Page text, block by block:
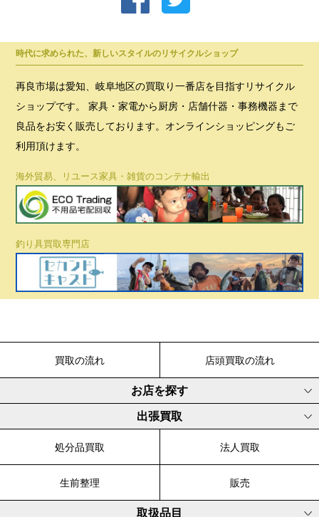
時代に求められた、新しいスタイルのリサイクルショップ
再良市場は愛知、岐阜地区の買取り一番店を目指すリサイクル
ショップです。 家具・家電から厨房・店舗什器・事務機器まで
良品をお安く販売しております。オンラインショッピングもご
利用頂けます。
海外貿易、リユース家具・雑貨のコンテナ輸出
釣り具買取専門店
買取の流れ 店頭買取の流れ
お店を探す
出張買取
処分品買取 法人買取
生前整理 販売
取扱品目